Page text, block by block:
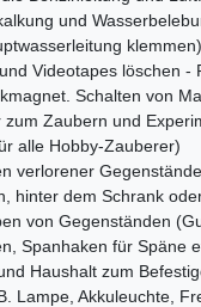
und
klemmen).
Videotapes löschen -
Schalten von
zum Zaubern und
alle Hobby-Zauberer)
verlorener
hinter dem Schrank
von Gegenständen
Spanhaken für Späne
Haushalt zum
Lampe, Akkuleuchte,